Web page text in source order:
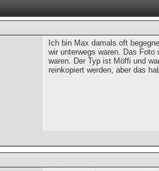
Ich bin Max damals oft
wir unterwegs waren. Das Foto
waren. Der Typ ist Möffi und
reinkopiert werden, aber das